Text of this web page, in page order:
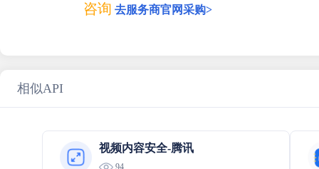
咨询 去服务商官网采购>
相似API
视频内容安全-腾讯
94